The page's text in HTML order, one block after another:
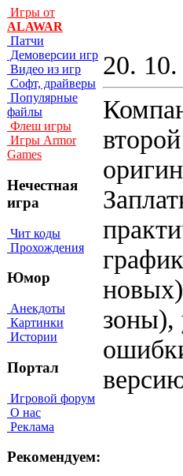
Игры от
ALAWAR
Патчи
Демоверсии игр
Видео из игр
Софт, драйверы
Популярные
файлы
Флеш игры
Игры Armor
Games
Нечестная
игра
Чит коды
Прохождения
Юмор
Анекдоты
Картинки
Истории
Портал
Игровой форум
О нас
Реклама
Рекомендуем:
20.
зоны),